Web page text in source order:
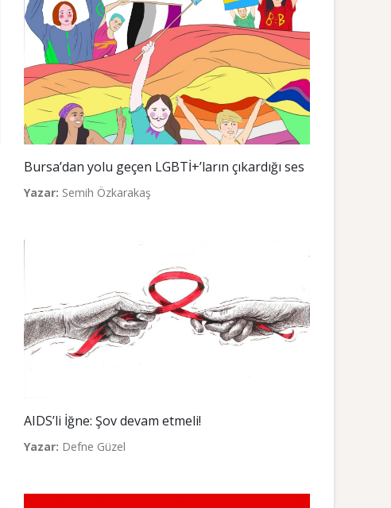
Bursa’dan yolu geçen LGBTİ+’ların çıkardığı ses
Yazar: Semih Özkarakaş
AIDS’li İğne: Şov devam etmeli!
Yazar: Defne Güzel